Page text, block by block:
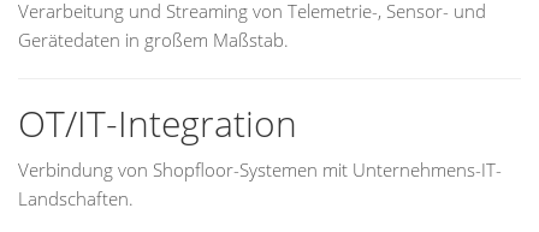
Verarbeitung und Streaming von Telemetrie-, Sensor- und
Gerätedaten in großem Maßstab.
OT/IT-Integration
Verbindung von Shopfloor-Systemen mit Unternehmens-IT-
Landschaften.